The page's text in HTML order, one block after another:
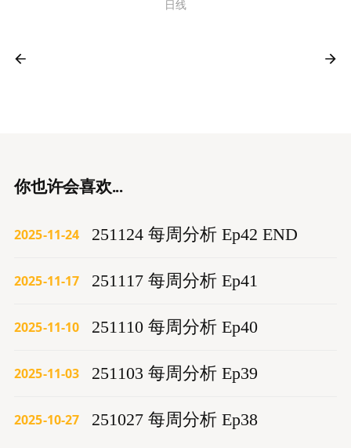
日线
你也许会喜欢...
2025-11-24 251124 每周分析 Ep42 END
2025-11-17 251117 每周分析 Ep41
2025-11-10 251110 每周分析 Ep40
2025-11-03 251103 每周分析 Ep39
2025-10-27 251027 每周分析 Ep38